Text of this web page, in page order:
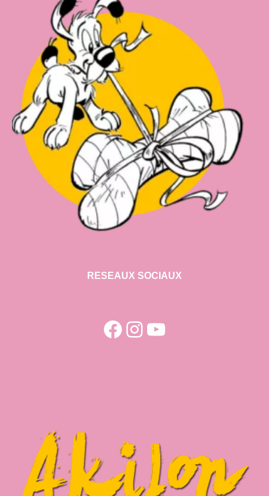
RESEAUX SOCIAUX
Facebook
Instagram
YouTube